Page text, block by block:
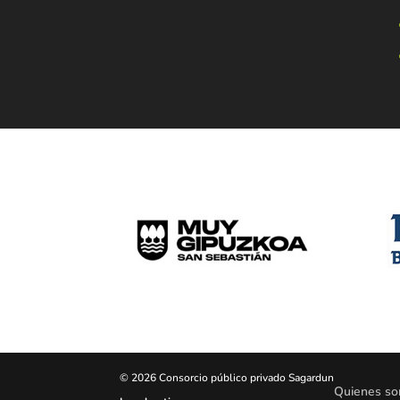
© 2026 Consorcio público privado Sagardun
Quienes